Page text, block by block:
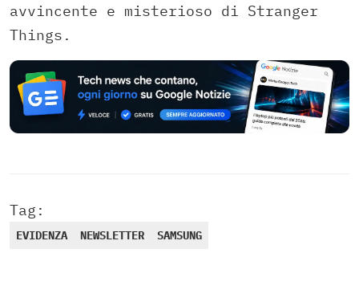
avvincente e misterioso di Stranger
Things.
Tag:
EVIDENZA NEWSLETTER SAMSUNG